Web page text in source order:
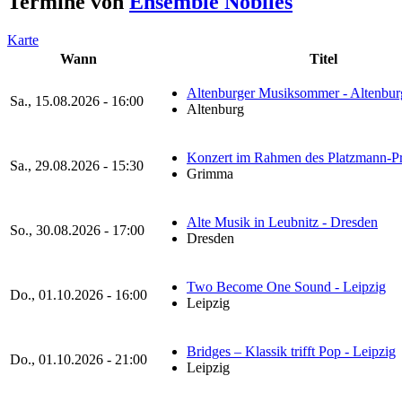
Karte
Wann
Titel
Sa., 15.08.2026 - 16:00
Altenburger Musiksommer -
Altenburg
Sa., 29.08.2026 - 15:30
Konzert im Rahmen des Platzmann-
Grimma
So., 30.08.2026 - 17:00
Alte Musik in Leubnitz - Dresden
Dresden
Do., 01.10.2026 - 16:00
Two Become One Sound - Leipzig
Leipzig
Do., 01.10.2026 - 21:00
Bridges – Klassik trifft Pop - Leipzig
Leipzig